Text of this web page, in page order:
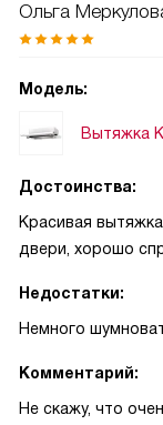
Ольга
Модель:
Вытяжка
Достоинства:
Красивая
двери, хорошо
Недостатки:
Немного
Комментарий:
Не скажу, что